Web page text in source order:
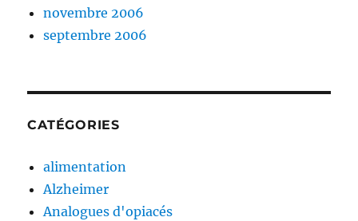
novembre 2006
septembre 2006
CATÉGORIES
alimentation
Alzheimer
Analogues d'opiacés